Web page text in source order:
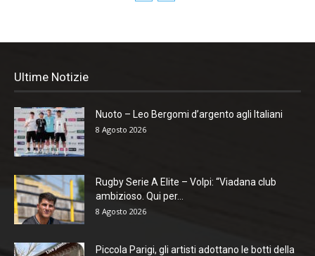
Ultime Notizie
Nuoto – Leo Bergomi d’argento agli Italiani
8 Agosto 2026
Rugby Serie A Elite – Volpi: “Viadana club
ambizioso. Qui per...
8 Agosto 2026
Piccola Parigi, gli artisti adottano le botti della